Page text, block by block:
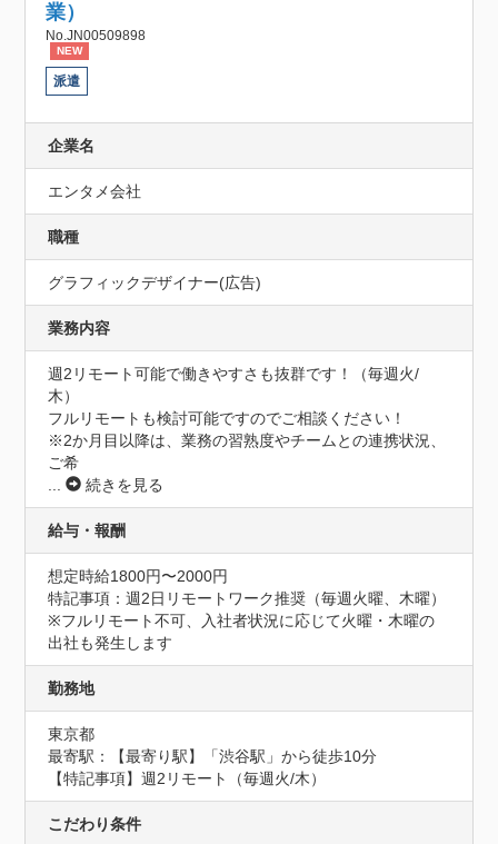
業）
No.JN00509898
NEW
派遣
企業名
エンタメ会社
職種
グラフィックデザイナー(広告)
業務内容
週2リモート可能で働きやすさも抜群です！（毎週火/
木）
フルリモートも検討可能ですのでご相談ください！
※2か月目以降は、業務の習熟度やチームとの連携状況、
ご希
...
続きを見る
給与・報酬
想定時給1800円〜2000円
特記事項：週2日リモートワーク推奨（毎週火曜、木曜）
※フルリモート不可、入社者状況に応じて火曜・木曜の
出社も発生します
勤務地
東京都
最寄駅：【最寄り駅】「渋谷駅」から徒歩10分
【特記事項】週2リモート（毎週火/木）
こだわり条件